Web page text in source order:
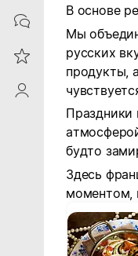
Contacts
Reviews
ProfileSaby
В основе
Мы
русских
продукты,
Праздники
будто
Здесь
моментом,